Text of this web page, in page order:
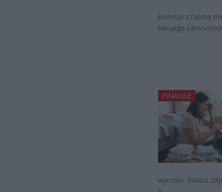
komisja z taśmą
twojego
FINANSE
wyrosło. Robisz